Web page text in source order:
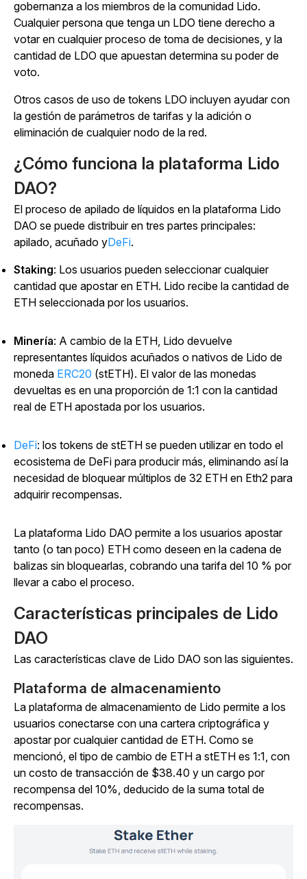
gobernanza a los miembros de la comunidad Lido.
Cualquier persona que tenga un LDO tiene derecho a
votar en cualquier proceso de toma de decisiones, y la
cantidad de LDO que apuestan determina su poder de
voto.
Otros casos de uso de tokens LDO incluyen ayudar con
la gestión de parámetros de tarifas y la adición o
eliminación de cualquier nodo de la red.
¿Cómo funciona la plataforma Lido
DAO?
El proceso de apilado de líquidos en la plataforma Lido
DAO se puede distribuir en tres partes principales:
apilado, acuñado yDeFi.
Staking: Los usuarios pueden seleccionar cualquier
cantidad que apostar en ETH. Lido recibe la cantidad de
ETH seleccionada por los usuarios.
Minería: A cambio de la ETH, Lido devuelve
representantes líquidos acuñados o nativos de Lido de
moneda ERC20 (stETH). El valor de las monedas
devueltas es en una proporción de 1:1 con la cantidad
real de ETH apostada por los usuarios.
DeFi: los tokens de stETH se pueden utilizar en todo el
ecosistema de DeFi para producir más, eliminando así la
necesidad de bloquear múltiplos de 32 ETH en Eth2 para
adquirir recompensas.
La plataforma Lido DAO permite a los usuarios apostar
tanto (o tan poco) ETH como deseen en la cadena de
balizas sin bloquearlas, cobrando una tarifa del 10 % por
llevar a cabo el proceso.
Características principales de Lido
DAO
Las características clave de Lido DAO son las siguientes.
Plataforma de almacenamiento
La plataforma de almacenamiento de Lido permite a los
usuarios conectarse con una cartera criptográfica y
apostar por cualquier cantidad de ETH. Como se
mencionó, el tipo de cambio de ETH a stETH es 1:1, con
un costo de transacción de $38.40 y un cargo por
recompensa del 10%, deducido de la suma total de
recompensas.